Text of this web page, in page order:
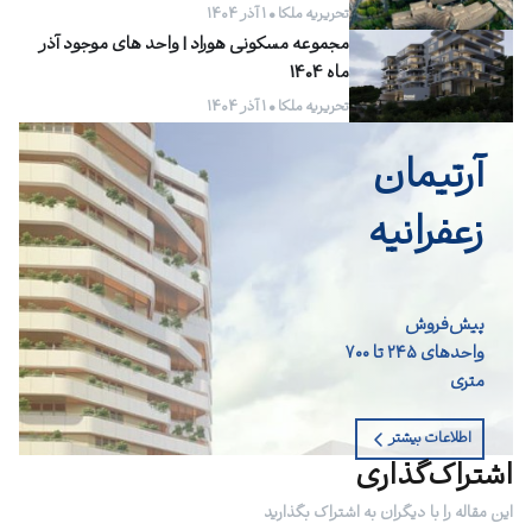
تحریریه ملکا • ۱ آذر ۱۴۰۴
مجموعه مسکونی هوراد | واحد های موجود آذر
ماه 1404
تحریریه ملکا • ۱ آذر ۱۴۰۴
آرتیمان
زعفرانیه
پیش‌فروش
واحد‌های ۲۴۵ تا ۷۰۰
متری
اطلاعات بیشتر
اشتراک‌گذاری
این مقاله را با دیگران به اشتراک بگذارید